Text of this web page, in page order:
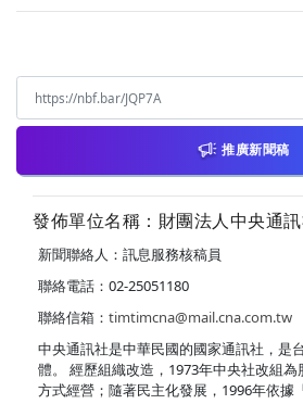
推廣新聞稿
發佈單位名稱：財團法人中央通
新聞聯絡人：訊息服務核稿員
聯絡電話：02-25051180
聯絡信箱： timtimcna@mail.cna.com.tw
中央通訊社是中華民國的國家通訊社，是
體。 經歷組織改造，1973年中央社改組
方式經營；隨著民主化發展，1996年依據